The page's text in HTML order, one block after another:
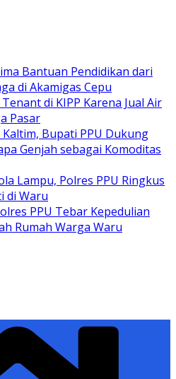
Bantuan Pendidikan dari
di Akamigas Cepu
di KIPP Karena Jual Air
Pasar
Bupati PPU Dukung
Genjah sebagai Komoditas
Lampu, Polres PPU Ringkus
di Waru
PPU Tebar Kepedulian
Rumah Warga Waru